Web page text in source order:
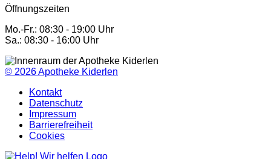
Öffnungszeiten
Mo.-Fr.: 08:30 - 19:00 Uhr
Sa.: 08:30 - 16:00 Uhr
© 2026Apotheke Kiderlen
Kontakt
Datenschutz
Impressum
Barrierefreiheit
Cookies